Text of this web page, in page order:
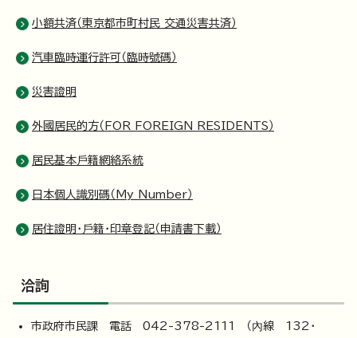
小額共済（東京都市町村民 交通災害共済）
汽車臨時運行許可（臨時號碼）
災害證明
外國居民的方（FOR FOREIGN RESIDENTS）
居民基本戶籍網絡系統
日本個人識別碼（My Number）
居住證明・戶籍・印章登記（申請書下載）
洽詢
市政府市民課 電話 042-378-2111 （內線 132・